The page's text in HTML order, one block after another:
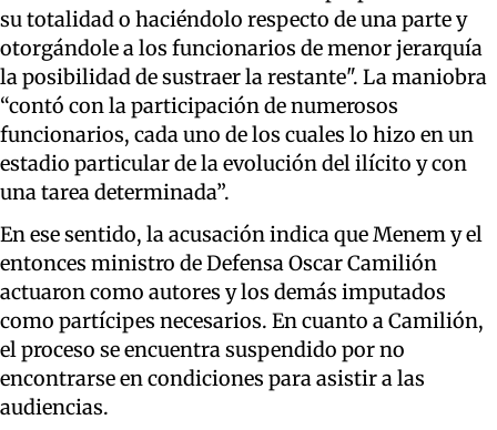
su totalidad o haciéndolo respecto de una parte y
otorgándole a los funcionarios de menor jerarquía
la posibilidad de sustraer la restante". La maniobra
“contó con la participación de numerosos
funcionarios, cada uno de los cuales lo hizo en un
estadio particular de la evolución del ilícito y con
una tarea determinada”.
En ese sentido, la acusación indica que Menem y el
entonces ministro de Defensa Oscar Camilión
actuaron como autores y los demás imputados
como partícipes necesarios. En cuanto a Camilión,
el proceso se encuentra suspendido por no
encontrarse en condiciones para asistir a las
audiencias.